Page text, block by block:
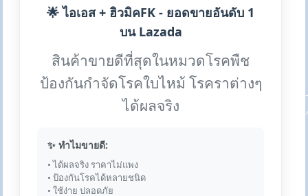
🌟 ไอเอส + ฮิวมิคFK - ยอดขายอันดับ 1
บน Lazada
สินค้าขายดีที่สุดในหมวดโรคพืช
ป้องกันกำจัดโรคใบไหม้ โรคราต่างๆ
ได้ผลจริง
✨ ทำไมขายดี:
• ได้ผลจริง ราคาไม่แพง
• ป้องกันโรคได้หลายชนิด
• ใช้ง่าย ปลอดภัย